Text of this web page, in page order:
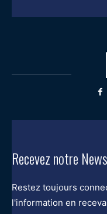
Recevez notre
Restez toujours
l'information en